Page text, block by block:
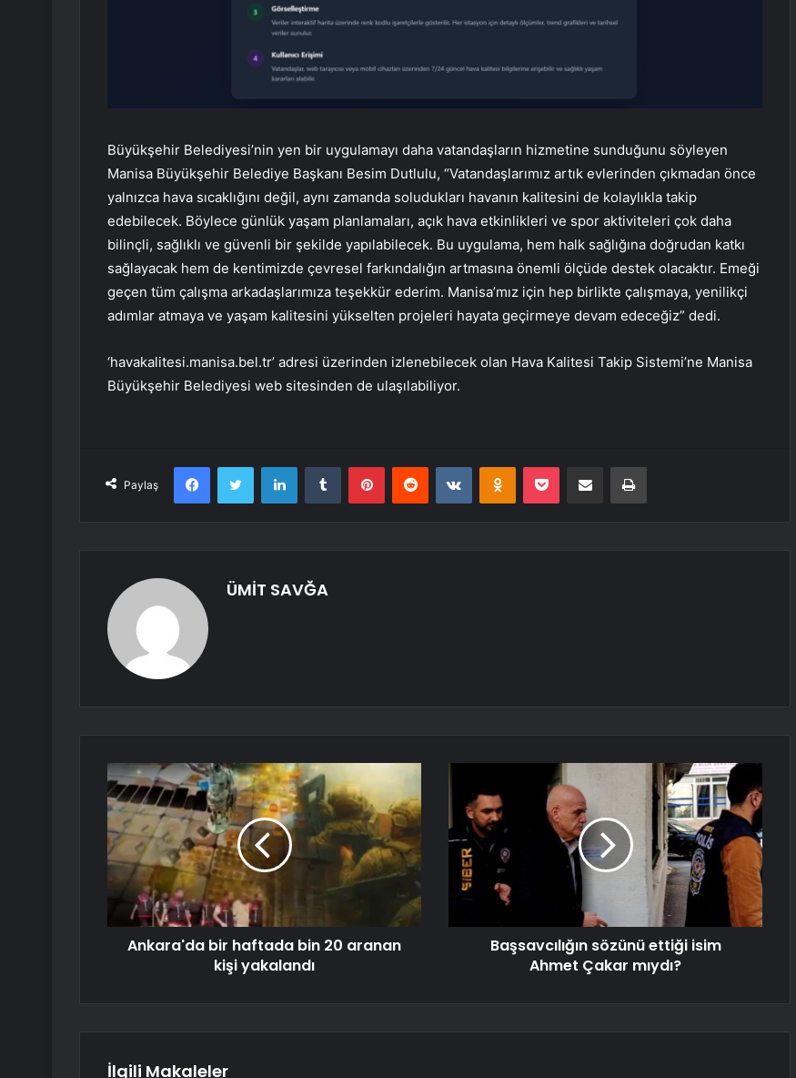
Büyükşehir Belediyesi’nin yen bir uygulamayı daha vatandaşların hizmetine sunduğunu söyleyen
Manisa Büyükşehir Belediye Başkanı Besim Dutlulu, “Vatandaşlarımız artık evlerinden çıkmadan önce
yalnızca hava sıcaklığını değil, aynı zamanda soludukları havanın kalitesini de kolaylıkla takip
edebilecek. Böylece günlük yaşam planlamaları, açık hava etkinlikleri ve spor aktiviteleri çok daha
bilinçli, sağlıklı ve güvenli bir şekilde yapılabilecek. Bu uygulama, hem halk sağlığına doğrudan katkı
sağlayacak hem de kentimizde çevresel farkındalığın artmasına önemli ölçüde destek olacaktır. Emeği
geçen tüm çalışma arkadaşlarımıza teşekkür ederim. Manisa’mız için hep birlikte çalışmaya, yenilikçi
adımlar atmaya ve yaşam kalitesini yükselten projeleri hayata geçirmeye devam edeceğiz” dedi.
‘havakalitesi.manisa.bel.tr’ adresi üzerinden izlenebilecek olan Hava Kalitesi Takip Sistemi’ne Manisa
Büyükşehir Belediyesi web sitesinden de ulaşılabiliyor.
Paylaş
FacebookTwitter LinkedInTumblr PinterestReddit VKontakteOdnoklassniki
Pocket E-Posta ile paylaş Yazdır
ÜMİT SAVĞA
Ankara'da bir haftada bin 20 aranan
kişi yakalandı
Başsavcılığın sözünü ettiği isim
Ahmet Çakar mıydı?
İlgili Makaleler